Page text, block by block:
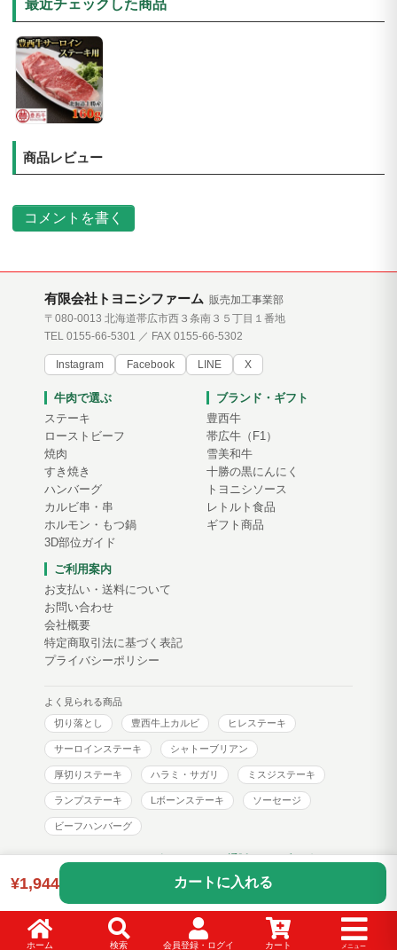
最近チェックした商品
商品レビュー
コメントを書く
有限会社トヨニシファーム 販売加工事業部
〒080-0013 北海道帯広市西３条南３５丁目１番地
TEL 0155-66-5301 ／ FAX 0155-66-5302
Instagram Facebook LINE X
牛肉で選ぶ
ステーキ
ローストビーフ
焼肉
すき焼き
ハンバーグ
カルビ串・串
ホルモン・もつ鍋
3D部位ガイド
ブランド・ギフト
豊西牛
帯広牛（F1）
雪美和牛
十勝の黒にんにく
トヨニシソース
レトルト食品
ギフト商品
ご利用案内
お支払い・送料について
お問い合わせ
会社概要
特定商取引法に基づく表記
プライバシーポリシー
よく見られる商品
切り落とし
豊西牛上カルビ ヒレステーキ
サーロインステーキ シャトーブリアン
厚切りステーキ ハラミ・サガリ ミスジステーキ
ランプステーキ Lボーンステーキ ソーセージ
ビーフハンバーグ
トヨニシファーム コーポレートサイト通販サイトブログ
ホーム 検索 会員登録・ログイ カート メニュー
Copyright © toyonishi farm. All Rights Reserved.
¥1,944 カートに入れる